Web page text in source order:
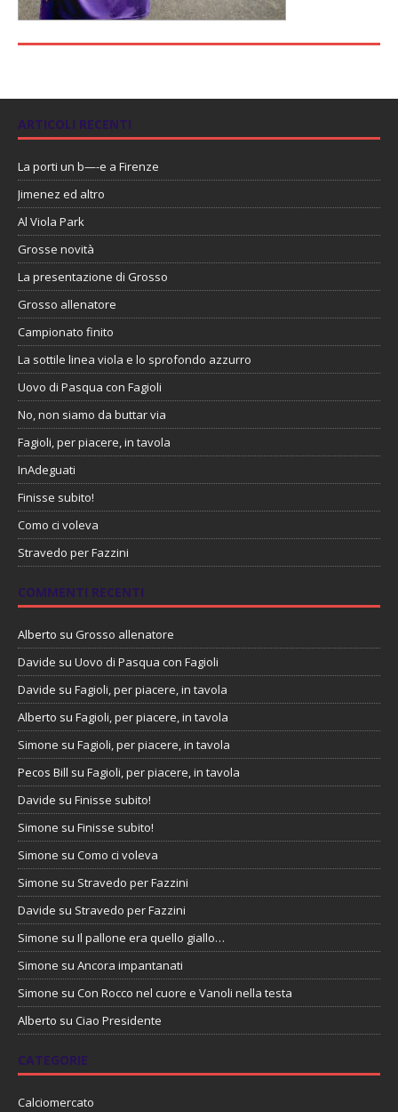
ARTICOLI RECENTI
La porti un b—-e a Firenze
Jimenez ed altro
Al Viola Park
Grosse novità
La presentazione di Grosso
Grosso allenatore
Campionato finito
La sottile linea viola e lo sprofondo azzurro
Uovo di Pasqua con Fagioli
No, non siamo da buttar via
Fagioli, per piacere, in tavola
InAdeguati
Finisse subito!
Como ci voleva
Stravedo per Fazzini
COMMENTI RECENTI
Alberto su Grosso allenatore
Davide su Uovo di Pasqua con Fagioli
Davide su Fagioli, per piacere, in tavola
Alberto su Fagioli, per piacere, in tavola
Simone su Fagioli, per piacere, in tavola
Pecos Bill su Fagioli, per piacere, in tavola
Davide su Finisse subito!
Simone su Finisse subito!
Simone su Como ci voleva
Simone su Stravedo per Fazzini
Davide su Stravedo per Fazzini
Simone su Il pallone era quello giallo…
Simone su Ancora impantanati
Simone su Con Rocco nel cuore e Vanoli nella testa
Alberto su Ciao Presidente
CATEGORIE
Calciomercato